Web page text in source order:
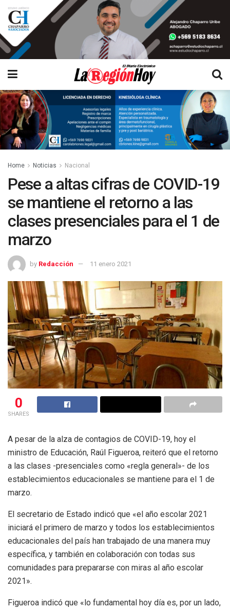
Home Noticias Nacional
Pese a altas cifras de COVID-19
se mantiene el retorno a las
clases presenciales para el 1 de
marzo
by Redacción 11 enero 2021
0
SHARES
A pesar de la alza de contagios de COVID-19, hoy el
ministro de Educación, Raúl Figueroa, reiteró que el retorno
a las clases -presenciales como «regla general»- de los
establecimientos educacionales se mantiene para el 1 de
marzo.
El secretario de Estado indicó que «el año escolar 2021
iniciará el primero de marzo y todos los establecimientos
educacionales del país han trabajado de una manera muy
específica, y también en colaboración con todas sus
comunidades para prepararse con miras al año escolar
2021».
Figueroa indicó que «lo fundamental hoy día es, por un lado,